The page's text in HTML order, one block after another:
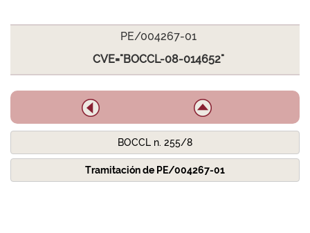
PE/004267-01
CVE="BOCCL-08-014652"
BOCCL n. 255/8
Tramitación de PE/004267-01